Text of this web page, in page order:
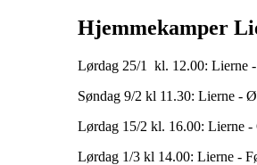
Hjemmekamper
Lørdag 25/1 kl. 12.00: Lierne -
Søndag 9/2 kl 11.30: Lierne -
Lørdag 15/2 kl. 16.00: Lierne -
Lørdag 1/3 kl 14.00: Lierne -